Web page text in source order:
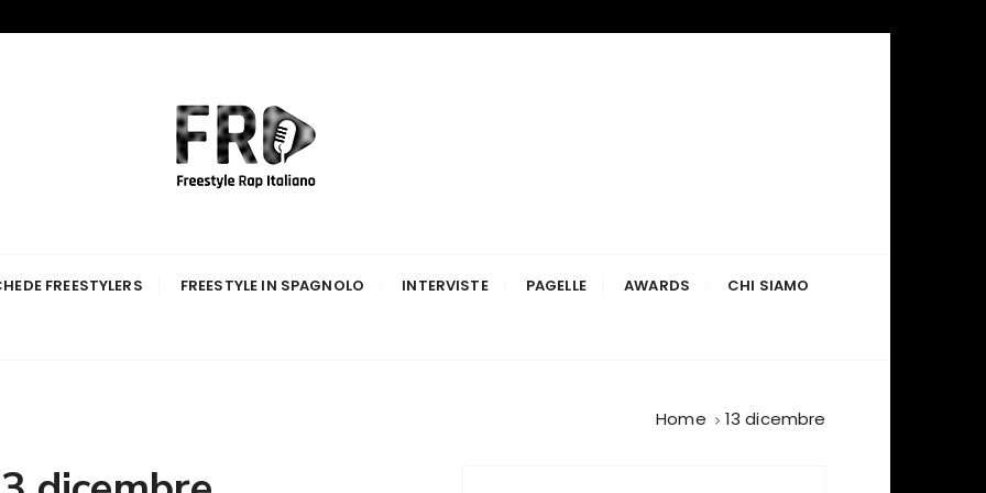
Italiano
FREESTYLERS FREESTYLE IN SPAGNOLO INTERVISTE PAGELLE AWARDS CHI SIAMO
Home 13 dicembre